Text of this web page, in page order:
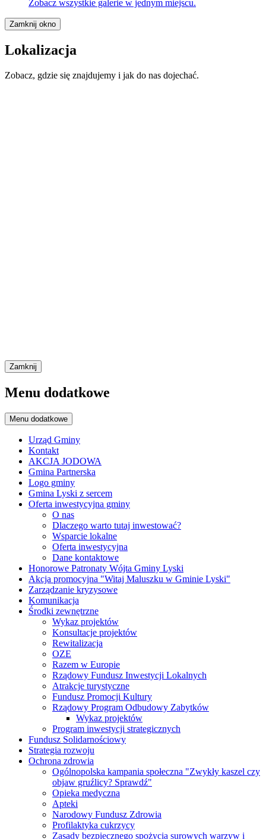
Zobacz wszystkie galerie w jednym miejscu.
Zamknij okno
Lokalizacja
Zobacz, gdzie się znajdujemy i jak do nas dojechać.
Zamknij
Menu dodatkowe
Menu dodatkowe
Urząd Gminy
Kontakt
AKCJA JODOWA
Gmina Partnerska
Logo gminy
Gmina Lyski z sercem
Oferta inwestycyjna gminy
O nas
Dlaczego warto tutaj inwestować?
Wsparcie lokalne
Oferta inwestycyjna
Dane kontaktowe
Honorowe Patronaty Wójta Gminy Lyski
Akcja promocyjna "Witaj Maluszku w Gminie Lyski"
Zarządzanie kryzysowe
Komunikacja
Środki zewnętrzne
Wykaz projektów
Konsultacje projektów
Rewitalizacja
OZE
Razem w Europie
Rządowy Fundusz Inwestycji Lokalnych
Atrakcje turystyczne
Fundusz Promocji Kultury
Rządowy Program Odbudowy Zabytków
Wykaz projektów
Program inwestycji strategicznych
Fundusz Solidarnościowy
Strategia rozwoju
Ochrona zdrowia
Ogólnopolska kampania społeczna "Zwykły kaszel czy
objaw gruźlicy? Sprawdź"
Opieka medyczna
Apteki
Narodowy Fundusz Zdrowia
Profilaktyka cukrzycy
Zasady bezpiecznego spożycia surowych warzyw i